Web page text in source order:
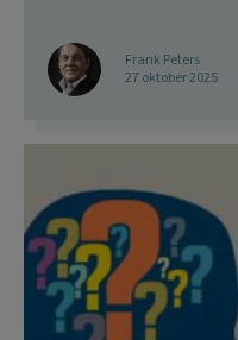
Frank Peters
27 oktober 2025